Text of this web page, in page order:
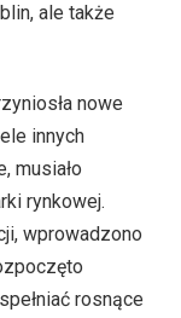
ale także
nowe
innych
musiało
rynkowej.
wprowadzono
rosnące